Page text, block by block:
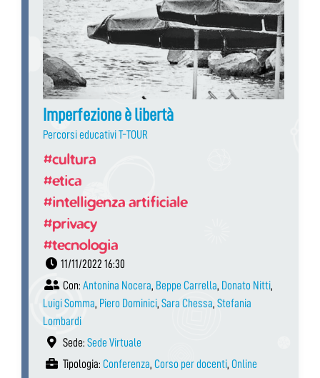
Imperfezione è libertà
Percorsi educativi T-TOUR
#cultura
#etica
#intelligenza artificiale
#privacy
#tecnologia
11/11/2022 16:30
Con: Antonina Nocera, Beppe Carrella, Donato Nitti,
Luigi Somma, Piero Dominici, Sara Chessa, Stefania
Lombardi
Sede: Sede Virtuale
Tipologia: Conferenza, Corso per docenti, Online